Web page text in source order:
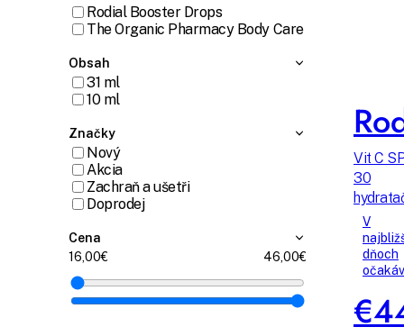
Rodial Booster Drops
The Organic Pharmacy Body Care
Obsah
31 ml
10 ml
Značky
Nový
Akcia
Zachraň a ušetři
Doprodej
Cena
16,00
46,00
Vit C
30
krém
V
dňoch